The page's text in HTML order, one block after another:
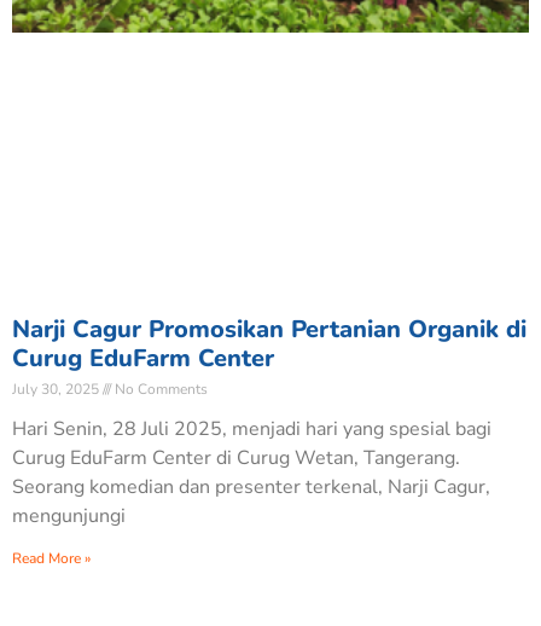
Narji Cagur Promosikan Pertanian Organik di
Curug EduFarm Center
July 30, 2025 No Comments
Hari Senin, 28 Juli 2025, menjadi hari yang spesial bagi
Curug EduFarm Center di Curug Wetan, Tangerang.
Seorang komedian dan presenter terkenal, Narji Cagur,
mengunjungi
Read More »